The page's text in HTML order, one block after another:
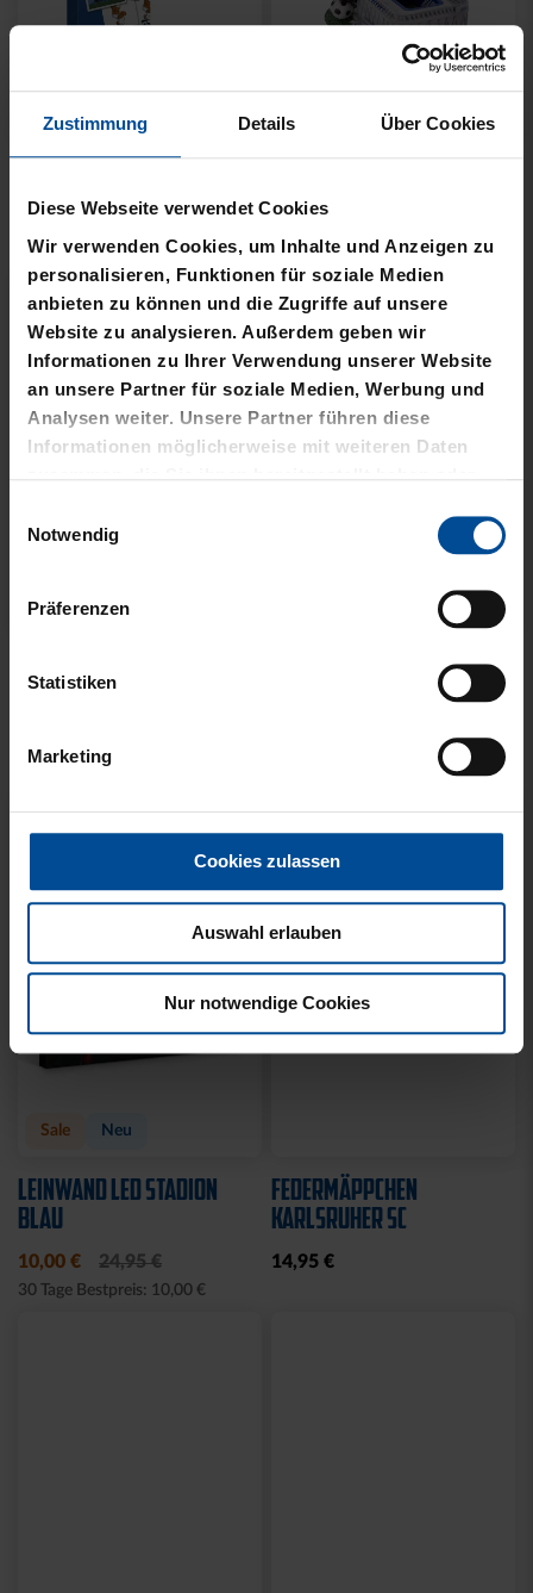
Zustimmung Details Über Cookies
Diese Webseite verwendet Cookies
Wir verwenden Cookies, um Inhalte und Anzeigen zu
personalisieren, Funktionen für soziale Medien
anbieten zu können und die Zugriffe auf unsere
Website zu analysieren. Außerdem geben wir
Informationen zu Ihrer Verwendung unserer Website
an unsere Partner für soziale Medien, Werbung und
Analysen weiter. Unsere Partner führen diese
Informationen möglicherweise mit weiteren Daten
gesammelt haben.
Notwendig
Präferenzen
Statistiken
Marketing
Cookies zulassen
Auswahl erlauben
Nur notwendige Cookies
12,95 € 34,95 €
Sale
HALF ZIP KRLSRH GRAU
LADIES
30 Tage Bestpreis: 35,00 €
BABY LÄTZCHEN-2ER
Sale Neu
LEINWAND LED STADION
BLAU
10,00 € 24,95 €
30 Tage Bestpreis: 10,00 €
FEDERMÄPPCHEN
KARLSRUHER SC
14,95 €